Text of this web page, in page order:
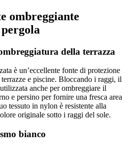
ombreggiante
della terrazza
è un’eccellente fonte di protezione
e piscine. Bloccando i raggi, il
anche per ombreggiare il
e persino per fornire una fresca area
tessuto in nylon è resistente alla
originale sotto i raggi del sole.
bianco